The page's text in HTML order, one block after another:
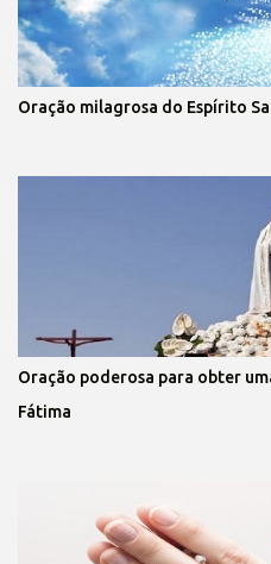
Oração milagrosa do Espírito
Oração poderosa para obter
Fátima